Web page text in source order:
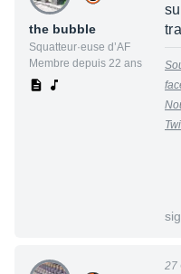
the bubble
Squatteur·euse d’AF
Membre depuis 22 ans
27